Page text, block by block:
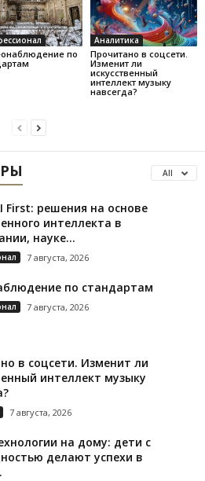
по
Аналитика
Прочитано в соцсети.
Изменит ли
искусственный
интеллект музыку
навсегда?
All
First: решения на основе
интеллекта в
науке...
7 августа, 2026
по стандартам
7 августа, 2026
в соцсети. Изменит ли
интеллект музыку
7 августа, 2026
на дому: дети с
делают успехи в